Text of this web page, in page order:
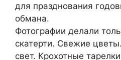
для празднования
обмана.
Фотографии делали
скатерти. Свежие
свет. Крохотные